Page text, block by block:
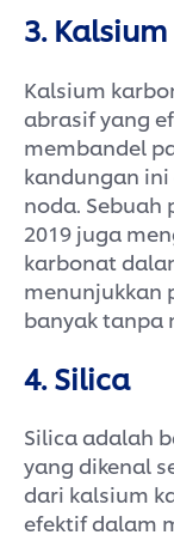
bersama
Protection
dari noda
3.
Kalsium
abrasif yang
membandel
kandungan
noda. Sebuah
2019 juga
karbonat
menunjukkan
banyak tanpa
4. Silica
Silica adalah
yang dikenal
dari kalsium
efektif dalam